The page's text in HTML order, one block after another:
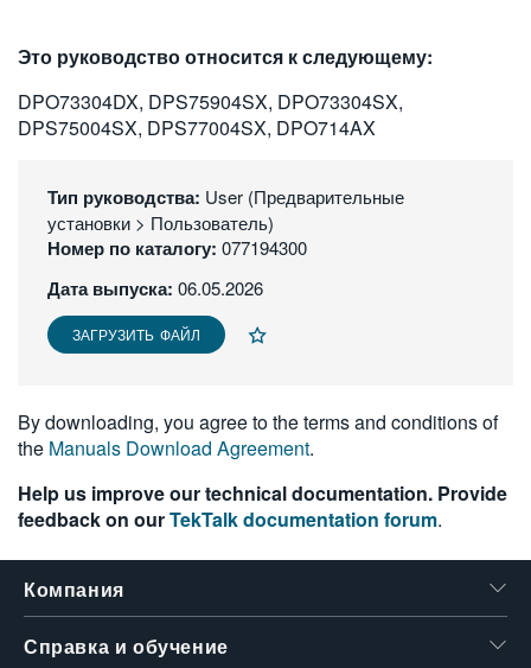
日本語
한국어
Это руководство относится к следующему:
DPO73304DX, DPS75904SX, DPO73304SX,
DPS75004SX, DPS77004SX, DPO714AX
Тип руководства: User (Предварительные
установки > Пользователь)
Номер по каталогу: 077194300
Дата выпуска: 06.05.2026
ЗАГРУЗИТЬ ФАЙЛ
By downloading, you agree to the terms and conditions of
the Manuals Download Agreement.
Help us improve our technical documentation. Provide
feedback on ourTekTalk documentation forum.
Компания
Справка и обучение